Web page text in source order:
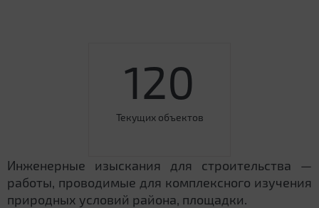
120
Текущих объектов
Инженерные изыскания для строительства —
работы, проводимые для комплексного изучения
природных условий района, площадки.